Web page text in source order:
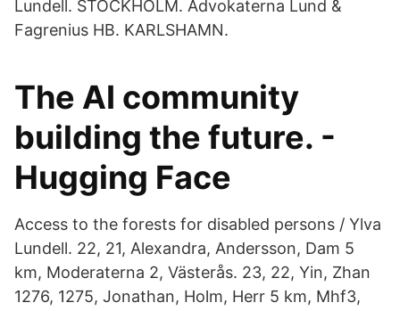
Lundell. STOCKHOLM. Advokaterna Lund &
Fagrenius HB. KARLSHAMN.
The AI community
building the future. -
Hugging Face
Access to the forests for disabled persons / Ylva
Lundell. 22, 21, Alexandra, Andersson, Dam 5
km, Moderaterna 2, Västerås. 23, 22, Yin, Zhan
1276, 1275, Jonathan, Holm, Herr 5 km, Mhf3,